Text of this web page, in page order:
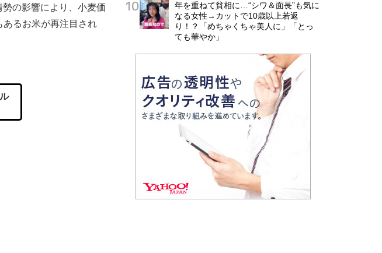
の影響により、小麦価
るお米が再注目され
年を重ねて貧相に…“シワ＆面長”も気に
なる女性→カットで10歳以上若返
り！？「めちゃくちゃ美人に」「とっ
ても華やか」